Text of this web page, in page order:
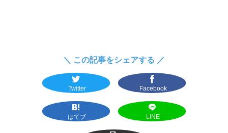
＼ この記事をシェアする ／
Twitter Facebook
はてブ LINE